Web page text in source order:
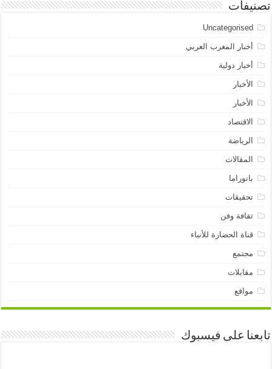
تصنيفات
Uncategorised
أخبار المغرب العربي
أخبار دولية
الأخبار
الأخبار
الاقتصاد
الرياضة
المقالات
بانوراما
تحقيقات
ثقافة وفن
قناة الحضارة للأنباء
مجتمع
مقابلات
مواقع
تابعنا على فيسبوك